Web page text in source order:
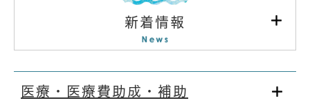
新着情報
医療・医療費助成・補助